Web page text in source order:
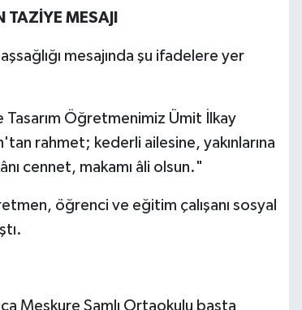
MESAJI
mesajında şu ifadelere yer
Tasarım Öğretmenimiz Ümit İlkay
rahmet; kederli ailesine, yakınlarına
cennet, makamı âli olsun."
öğrenci ve eğitim çalışanı sosyal
Meşkure Şamlı Ortaokulu başta